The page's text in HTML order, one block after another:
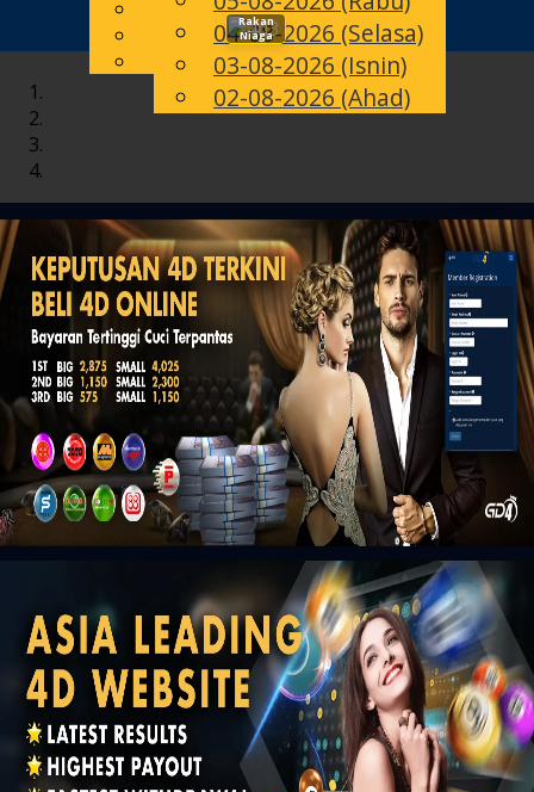
MS
English
Chinese
Malay
04-08-2026 (Selasa)
03-08-2026 (Isnin)
02-08-2026 (Ahad)
Rakan
Niaga
Toggle
navigation